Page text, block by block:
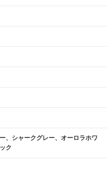
、シャークグレー、オーロラホワ
ク